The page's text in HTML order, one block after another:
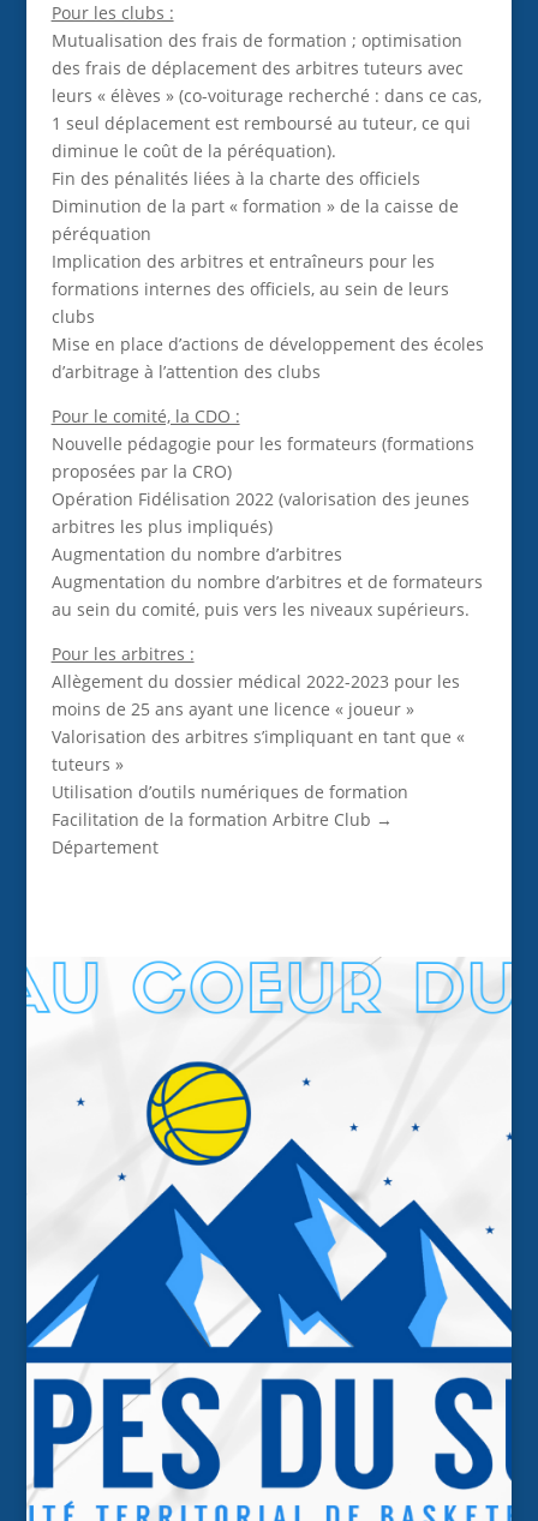
Pour les clubs :
Mutualisation des frais de formation ; optimisation
des frais de déplacement des arbitres tuteurs avec
leurs « élèves » (co-voiturage recherché : dans ce cas,
1 seul déplacement est remboursé au tuteur, ce qui
diminue le coût de la péréquation).
Fin des pénalités liées à la charte des officiels
Diminution de la part « formation » de la caisse de
péréquation
Implication des arbitres et entraîneurs pour les
formations internes des officiels, au sein de leurs
clubs
Mise en place d’actions de développement des écoles
d’arbitrage à l’attention des clubs
Pour le comité, la CDO :
Nouvelle pédagogie pour les formateurs (formations
proposées par la CRO)
Opération Fidélisation 2022 (valorisation des jeunes
arbitres les plus impliqués)
Augmentation du nombre d’arbitres
Augmentation du nombre d’arbitres et de formateurs
au sein du comité, puis vers les niveaux supérieurs.
Pour les arbitres :
Allègement du dossier médical 2022-2023 pour les
moins de 25 ans ayant une licence « joueur »
Valorisation des arbitres s’impliquant en tant que «
tuteurs »
Utilisation d’outils numériques de formation
Facilitation de la formation Arbitre Club →
Département